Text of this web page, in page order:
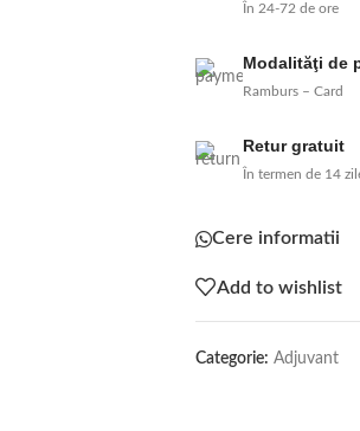
În 24-72 de ore
Modalităţi de
Ramburs – Card
Retur gratuit
În termen de 14
Cere informatii
Add to wishlist
Categorie: Adjuvant